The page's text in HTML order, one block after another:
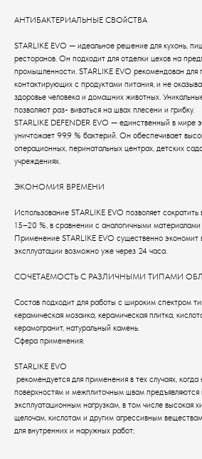
АНТИБАКТЕРИАЛЬНЫЕ СВОйСТВА
STARLIKE EVO — идеальное решение для кухонь,
ресторанов. Он подходит для отделки цехов на
промышленности. STARLIKE EVO рекомендован для
контактирующих с продуктами питания, и не
здоровье человека и домашних животных.
позволяют раз- виваться на швах плесени и грибку.
STARLIKE DEFENDER EVO — единственный в мире
уничтожает 99,9 % бактерий. Он обеспечивает
операционных, перинатальных центрах, детских
учреждениях.
ЭКОНОМИЯ ВРЕМЕНИ
Использование STARLIKE EVO позволяет
15–20 %, в сравнении с аналогичными
Применение STARLIKE EVO существенно экономит
эксплуатации возможно уже через 24 часа.
СОЧЕТАЕМОСТЬ С РАЗЛИЧНЫМИ ТИПАМИ
Состав подходит для работы с широким спектром
керамическая мозаика, керамическая плитка,
керамогранит, натуральный камень.
Сфера применения:
STARLIKE EVO
рекомендуется для применения в тех случаях,
поверхностям и межплиточным швам предъявляются
эксплуатационным нагрузкам, в том числе высокая
щелочам, кислотам и другим агрессивным
для внутренних и наружных работ;